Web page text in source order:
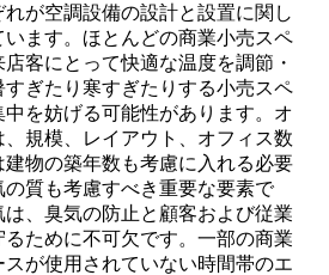
が空調設備の設計と設置に関し
ます。ほとんどの商業小売スペ
客にとって快適な温度を調節・
ぎたり寒すぎたりする小売スペ
を妨げる可能性があります。オ
規模、レイアウト、オフィス数
建物の築年数も考慮に入れる必要
質も考慮すべき重要な要素で
、臭気の防止と顧客および従業
るために不可欠です。一部の商業
が使用されていない時間帯のエ